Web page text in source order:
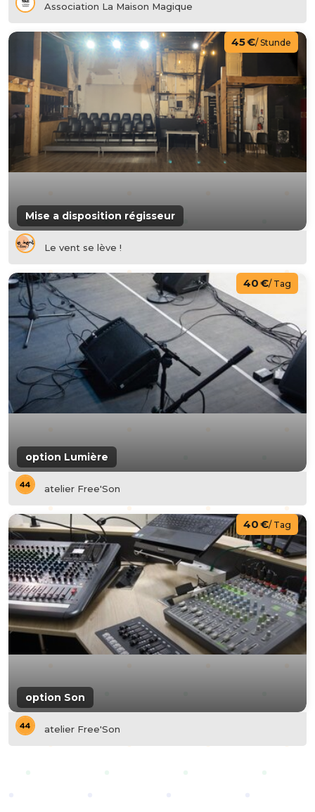
Association La Maison Magique
Mise a disposition régisseur
45 €/ Stunde
Le vent se lève !
option Lumière
40 €/ Tag
atelier Free'Son
option Son
40 €/ Tag
atelier Free'Son